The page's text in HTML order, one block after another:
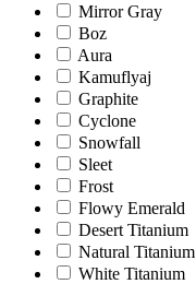
Mirror Gray
Boz
Aura
Kamuflyaj
Graphite
Cyclone
Snowfall
Sleet
Frost
Flowy Emerald
Desert Titanium
Natural Titanium
White Titanium